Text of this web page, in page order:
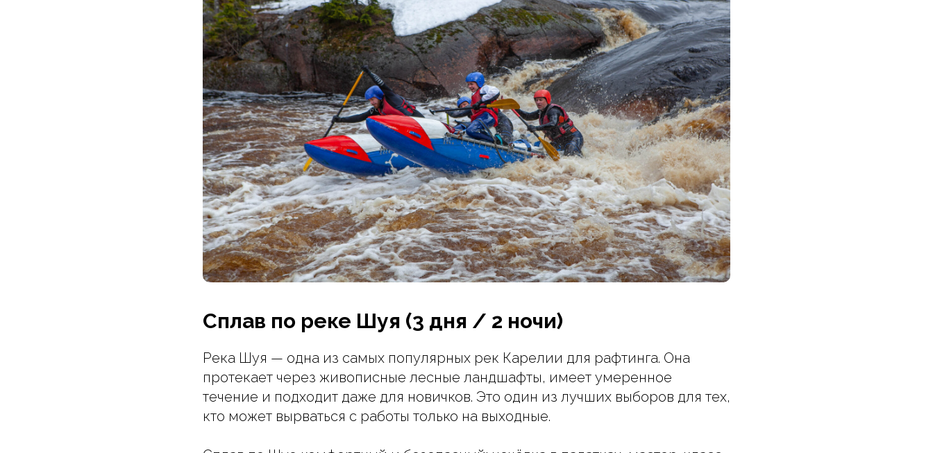
Сплав по реке Шуя (3 дня / 2 ночи)
Река Шуя — одна из самых популярных рек Карелии для рафтинга. Она
протекает через живописные лесные ландшафты, имеет умеренное
течение и подходит даже для новичков. Это один из лучших выборов для тех,
кто может вырваться с работы только на выходные.